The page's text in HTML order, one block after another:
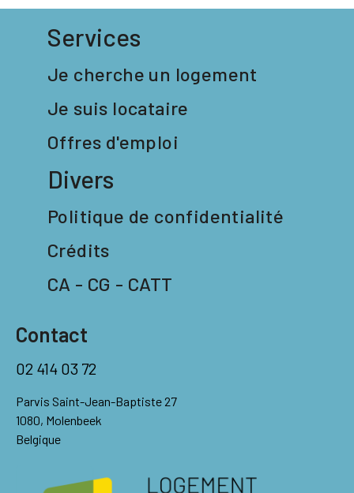
Services
Je cherche un logement
Je suis locataire
Offres d'emploi
Divers
Politique de confidentialité
Crédits
CA - CG - CATT
Contact
02 414 03 72
Parvis Saint-Jean-Baptiste 27
1080, Molenbeek
Belgique